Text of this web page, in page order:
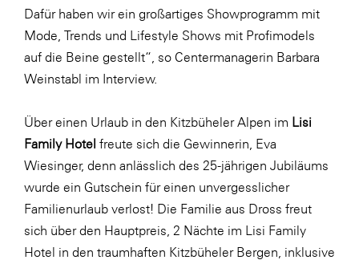
SERVICE&MORE
SKINUANCE®
Somfy
SPIEGLTEC
STIHL Tirol
Trend Micro
TAG GmbH
VALETTA
Dafür haben wir ein großartiges Showprogramm mit
Mode, Trends und Lifestyle Shows mit Profimodels
auf die Beine gestellt“, so Centermanagerin Barbara
Weinstabl im Interview.
Über einen Urlaub in den Kitzbüheler Alpen im Lisi
Family Hotel freute sich die Gewinnerin, Eva
Wiesinger, denn anlässlich des 25-jährigen Jubiläums
wurde ein Gutschein für einen unvergesslicher
Familienurlaub verlost! Die Familie aus Dross freut
sich über den Hauptpreis, 2 Nächte im Lisi Family
Hotel in den traumhaften Kitzbüheler Bergen, inklusive